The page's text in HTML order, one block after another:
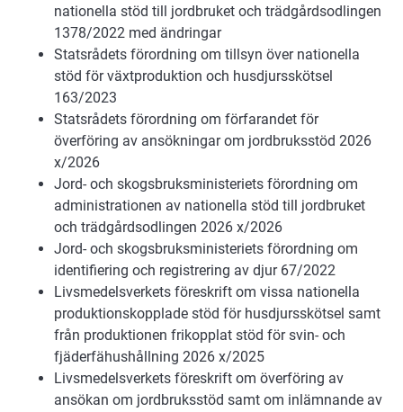
nationella stöd till jordbruket och trädgårdsodlingen
1378/2022 med ändringar
Statsrådets förordning om tillsyn över nationella
stöd för växtproduktion och husdjursskötsel
163/2023
Statsrådets förordning om förfarandet för
överföring av ansökningar om jordbruksstöd 2026
x/2026
Jord- och skogsbruksministeriets förordning om
administrationen av nationella stöd till jordbruket
och trädgårdsodlingen 2026 x/2026
Jord- och skogsbruksministeriets förordning om
identifiering och registrering av djur 67/2022
Livsmedelsverkets föreskrift om vissa nationella
produktionskopplade stöd för husdjursskötsel samt
från produktionen frikopplat stöd för svin- och
fjäderfähushållning 2026 x/2025
Livsmedelsverkets föreskrift om överföring av
ansökan om jordbruksstöd samt om inlämnande av